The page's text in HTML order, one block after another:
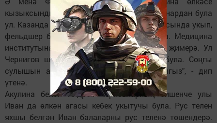
кызыксындыра. Максатына ирешә торганнардан була
ул. Казанда фельдшер-акушерлык училищесында укып,
фельдшер булып Түбән-Бишкә эшкә кайта. Медицина
институтына укырга бару хыялын сугыш җимерә. Ул
Чернигов шәһәре тирәсендәге сугышта була. Соңгы
сулышын алганда: "Әниемне юатып языгыз", - дип
үтенә.
Акулина белән Андрей Черновларның бишенче улы
Иван да өлкән агасы кебек укытучы була. Рус телен
яхшы белгән Иван балаларны рус теленә төшендерә.